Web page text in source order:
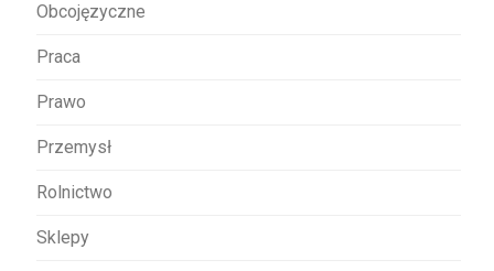
Obcojęzyczne
Praca
Prawo
Przemysł
Rolnictwo
Sklepy